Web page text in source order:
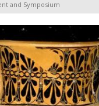
and Symposium